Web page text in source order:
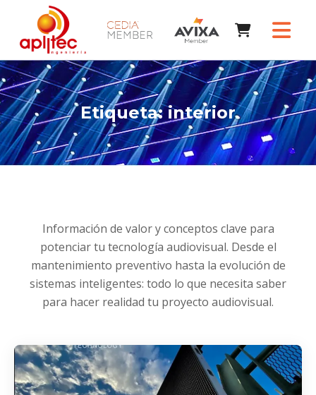
Etiqueta:interior
Información de valor y conceptos clave para
potenciar tu tecnología audiovisual. Desde el
mantenimiento preventivo hasta la evolución de
sistemas inteligentes: todo lo que necesita saber
para hacer realidad tu proyecto audiovisual.